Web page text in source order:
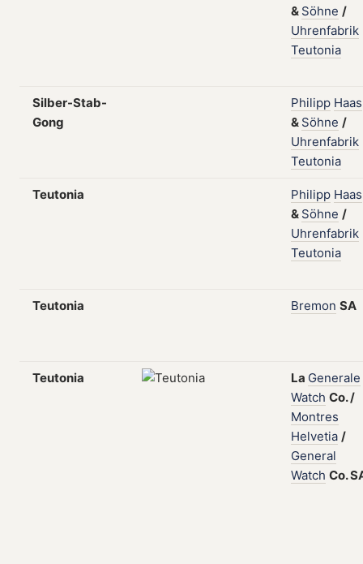
& Söhne /
Uhrenfabrik
Teutonia
Silber-Stab-
Gong
Philipp Haas
& Söhne /
Uhrenfabrik
Teutonia
Teutonia Philipp Haas
& Söhne /
Uhrenfabrik
Teutonia
Teutonia Bremon SA
Teutonia La Generale
Watch Co./
Montres
Helvetia /
General
Watch Co.